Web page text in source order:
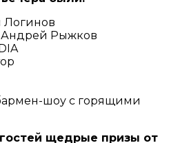
Логинов
Андрей Рыжков
шоу с горящими
щедрые призы от